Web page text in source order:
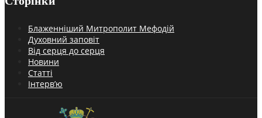
Блаженніший Митрополит Мефодій
Духовний заповіт
Від серця до серця
Новини
Статті
Інтерв’ю